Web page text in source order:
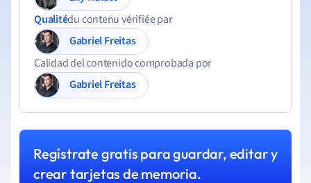
Qualitédu contenu vérifiée par
Gabriel Freitas
Calidad del contenido comprobada por
Gabriel Freitas
Regístrate gratis para guardar, editar y
crear tarjetas de memoria.